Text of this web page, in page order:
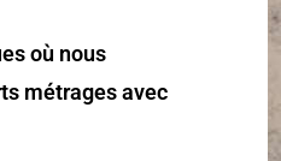
où nous
métrages avec